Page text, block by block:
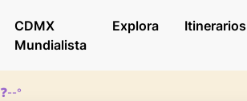
CDMX
Mundialista
Explora Itinerarios
❓--°